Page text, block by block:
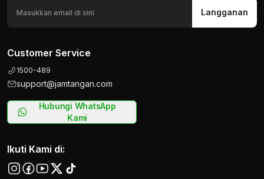
Langganan
Customer Service
1500-489
support@jamtangan.com
Hubungi WhatsApp
Kami
Ikuti Kami di: